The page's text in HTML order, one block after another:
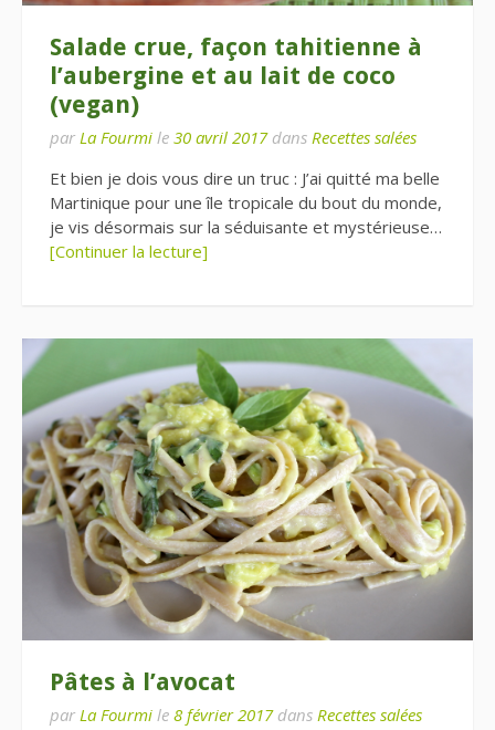
Salade crue, façon tahitienne à
l’aubergine et au lait de coco
(vegan)
par La Fourmi le 30 avril 2017dans Recettes salées
Et bien je dois vous dire un truc : J’ai quitté ma belle
Martinique pour une île tropicale du bout du monde,
je vis désormais sur la séduisante et mystérieuse…
[Continuer la lecture]
Pâtes à l’avocat
par La Fourmi le 8 février 2017dans Recettes salées